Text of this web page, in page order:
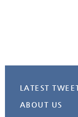
LATEST
ABOUT US